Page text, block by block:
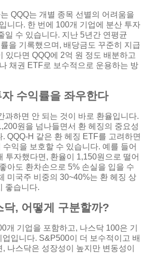
QQQ는 개별 종목 선별의 어려움을
니다. 한 번에 100개 기업에 분산 투자
일 수 있습니다. 지난 5년간 연평균
을 기록했으며, 배당금도 꾸준히 지급
있다면 QQQ에 2억 원 정도 배분하고
채권 ETF로 보수적으로 운용하는 방
수익률을 좌우한다
과하면 안 되는 것이 바로 환율입니다.
원을 넘나들면서 환 헤징의 중요성
QQQ-H 같은 환 헤징 ETF를 고려하면
익을 보호할 수 있습니다. 예를 들어
투자했다면, 환율이 1,150원으로 떨어
아도 환차손으로 5% 손실을 입을 수
미국주 비중의 30~40%는 환 헤징 상
좋습니다.
, 어떻게 구분할까?
개 기업을 포함하고, 나스닥 100은 기
입니다. S&P500이 더 보수적이고 배
나스닥은 성장성이 높지만 변동성이